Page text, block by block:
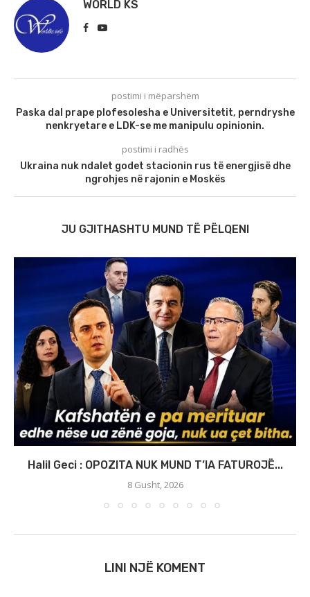
WORLD KS
postimi i mëparshëm
Paska dal prape plofesolesha e Universitetit, perndryshe
nenkryetare e LDK-se me manipulu opinionin.
postimi i radhës
Ukraina nuk ndalet godet stacionin rus të energjisë dhe
ngrohjes në rajonin e Moskës
JU GJITHASHTU MUND TË PËLQENI
Halil Geci : OPOZITA NUK MUND T’IA FATUROJË...
8 Gusht, 2026
LINI NJË KOMENT